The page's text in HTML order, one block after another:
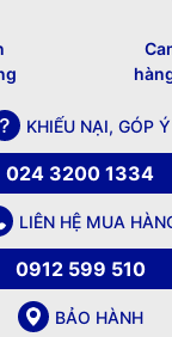
KHIẾU NẠI, GÓP Ý
024 3200 1334
LIÊN HỆ MUA
0912 599 510
BẢO HÀNH